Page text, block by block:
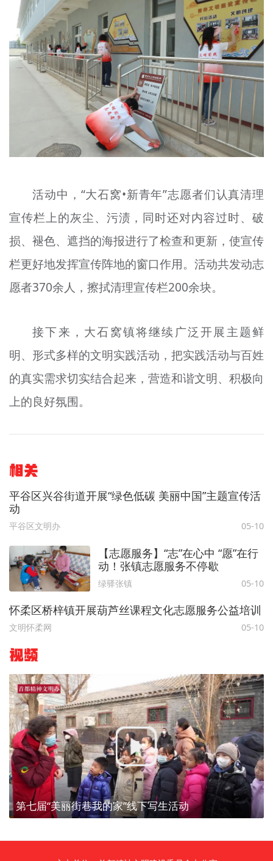
活动中，“大石窝•新青年”志愿者们认真清理
宣传栏上的灰尘、污渍，同时还对内容过时、破
损、褪色、遮挡的海报进行了检查和更新，使宣传
栏更好地发挥宣传阵地的窗口作用。活动共发动志
愿者370余人，擦拭清理宣传栏200余块。
接下来，大石窝镇将继续广泛开展主题鲜
明、形式多样的文明实践活动，把实践活动与百姓
的真实需求切实结合起来，营造和谐文明、积极向
上的良好氛围。
相关
平谷区兴谷街道开展“绿色低碳 美丽中国”主题宣传活
动
平谷区文明办 05-10
【志愿服务】“志”在心中 “愿”在行
动！张镇志愿服务不停歇
绿驿张镇 05-10
怀柔区桥梓镇开展葫芦丝课程文化志愿服务公益培训
文明怀柔网 05-10
视频
第七届“美丽街巷我的家”线下写生活动